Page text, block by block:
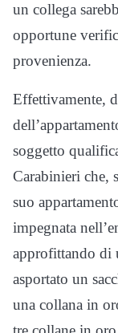
un collega
opportune
provenienza.
Effettivamente,
soggetto
Carabinieri che,
suo
impegnata
approfittando di
asportato un
una collana in